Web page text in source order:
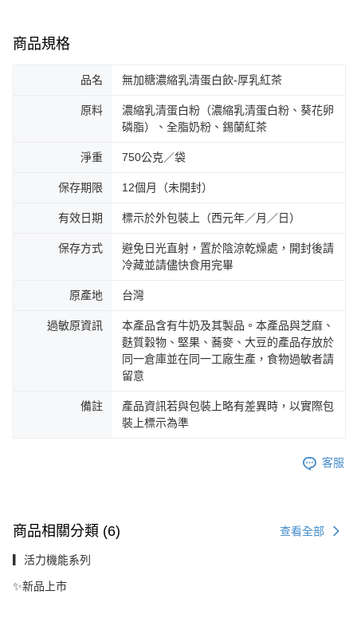
商品規格
品名 無加糖濃縮乳清蛋白飲-厚乳紅茶
原料
濃縮乳清蛋白粉（濃縮乳清蛋白粉、葵花卵
磷脂）、全脂奶粉、錫蘭紅茶
淨重 750公克／袋
保存期限 12個月（未開封）
有效日期 標示於外包裝上（西元年／月／日）
保存方式
避免日光直射，置於陰涼乾燥處，開封後請
冷藏並請儘快食用完畢
原產地 台灣
過敏原資訊
本產品含有牛奶及其製品。本產品與芝麻、
麩質穀物、堅果、蕎麥、大豆的產品存放於
同一倉庫並在同一工廠生產，食物過敏者請
留意
備註
產品資訊若與包裝上略有差異時，以實際包
裝上標示為準
客服
商品相關分類 (6) 查看全部
▎活力機能系列
✨新品上市